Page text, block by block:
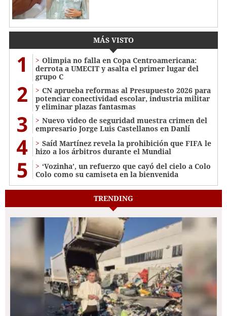
MÁS VISTO
1
Olimpia no falla en Copa Centroamericana:
derrota a UMECIT y asalta el primer lugar del
grupo C
2
CN aprueba reformas al Presupuesto 2026 para
potenciar conectividad escolar, industria militar
y eliminar plazas fantasmas
3
Nuevo video de seguridad muestra crimen del
empresario Jorge Luis Castellanos en Danlí
4
Saíd Martínez revela la prohibición que FIFA le
hizo a los árbitros durante el Mundial
5
‘Vozinha’, un refuerzo que cayó del cielo a Colo
Colo como su camiseta en la bienvenida
TRENDING